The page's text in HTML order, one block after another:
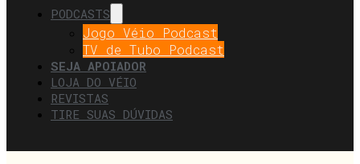
PODCASTS
Jogo Véio Podcast
TV de Tubo Podcast
SEJA APOIADOR
LOJA DO VÉIO
REVISTAS
TIRE SUAS DÚVIDAS